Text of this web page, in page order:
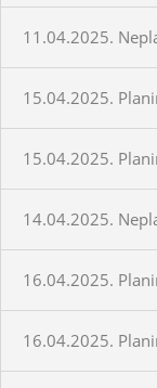
11.04.2025.
15.04.2025.
15.04.2025.
14.04.2025.
16.04.2025.
16.04.2025.